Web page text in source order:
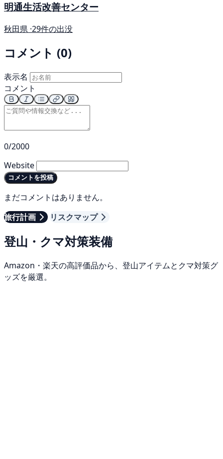
明通生活改善センター
秋田県 ·29件の出没
コメント (0)
表示名
コメント
0/2000
Website
コメントを投稿
まだコメントはありません。
旅行計画
リスクマップ
登山・クマ対策装備
Amazon・楽天の高評価品から、登山アイテムとクマ対策グ
ッズを厳選。